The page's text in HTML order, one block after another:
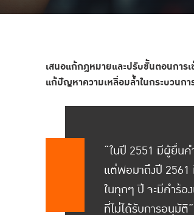
เสนอแก้กฎหมายและปรับขั้นตอนการ
แก้ปัญหาความเหลื่อมล้ำในกระบวนก
“ในปี 2551 มีผู้ยื่นค
แต่พอมาถึงปี
ในทุกๆ ปี จะมีคำร้
ที่ไม่ได้รับการอนุมัติ”